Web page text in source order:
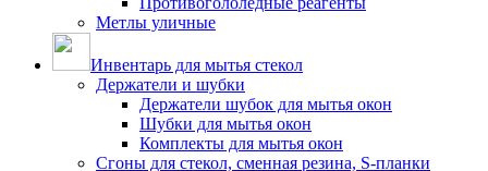
Метлы уличные
Инвентарь для мытья стекол
Держатели и шубки
Держатели шубок для мытья окон
Шубки для мытья окон
Комплекты для мытья окон
Сгоны для стекол, сменная резина, S-планки